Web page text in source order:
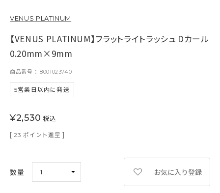
VENUS PLATINUM
【VENUS PLATINUM】フラットライトラッシュ Dカール
0.20mm×9mm
商品番号 8001023740
5営業日以内に発送
¥2,530 税込
[ 23 ポイント進呈 ]
お気に入り登録